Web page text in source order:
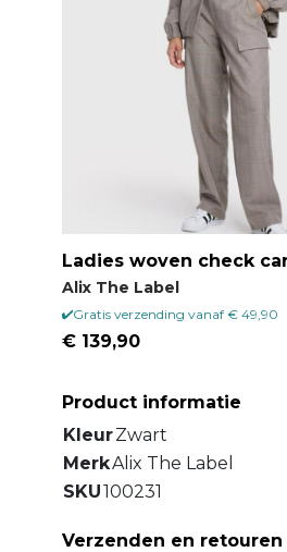
Ladies woven check
Alix The Label
Gratis verzending vanaf € 49,90
€ 139,90
Product informatie
KleurZwart
MerkAlix The Label
SKU100231
Verzenden en retouren